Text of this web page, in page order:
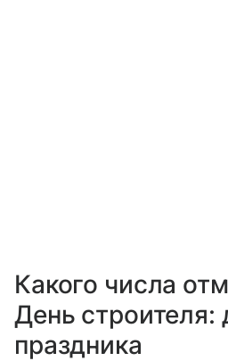
Какого числа
День строителя:
праздника